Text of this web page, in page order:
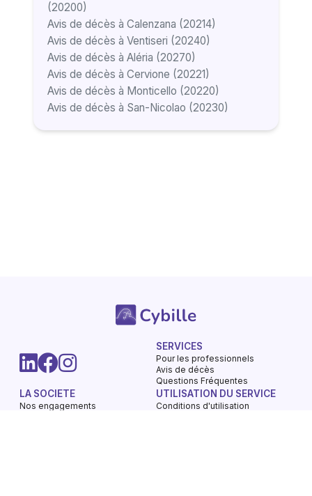
(20200)
Avis de décès à Calenzana (20214)
Avis de décès à Ventiseri (20240)
Avis de décès à Aléria (20270)
Avis de décès à Cervione (20221)
Avis de décès à Monticello (20220)
Avis de décès à San-Nicolao (20230)
SERVICES
Pour les professionnels
Avis de décès
Questions Fréquentes
LA SOCIETE
Nos engagements
UTILISATION DU SERVICE
Conditions d'utilisation